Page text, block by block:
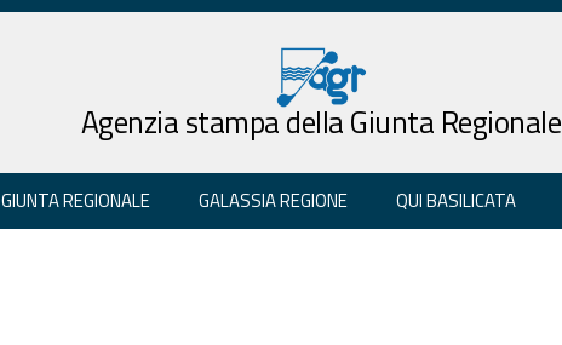
Agenzia stampa della Giunta Regionale
GIUNTA REGIONALE GALASSIA REGIONE QUI BASILICATA